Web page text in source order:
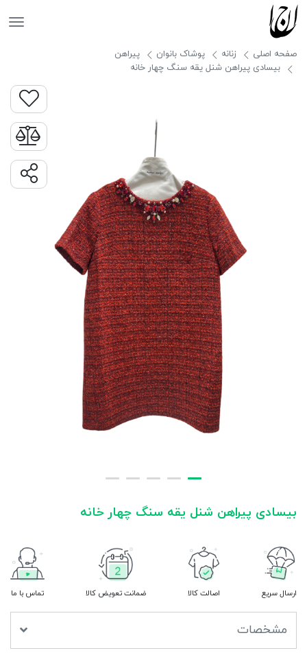
صفحه اصلی زنانه پوشاک بانوان
پیراهن
بیسادی پیراهن شنل یقه سنگ چهار خانه
بیسادی پیراهن شنل یقه سنگ چهار خانه
ارسال سریع اصالت کالا ضمانت تعویض کالا تماس با ما
مشخصات